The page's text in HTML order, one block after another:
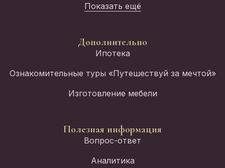
Показать ещё
Дополнительно
Ипотека
Ознакомительные туры «Путешествуй за мечтой»
Изготовление мебели
Полезная информация
Вопрос-ответ
Аналитика